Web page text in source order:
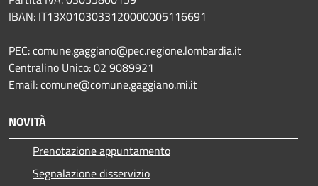
IBAN: IT13X0103033120000005116691
PEC: comune.gaggiano@pec.regione.lombardia.it
Centralino Unico: 02 9089921
Email: comune@comune.gaggiano.mi.it
NOVITÀ
Prenotazione appuntamento
Segnalazione disservizio